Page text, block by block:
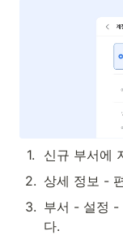
1.
신규 부서에
2. 상세 정보 -
3. 부서 - 설정 -
다.